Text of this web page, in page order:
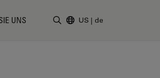
UNS US | de